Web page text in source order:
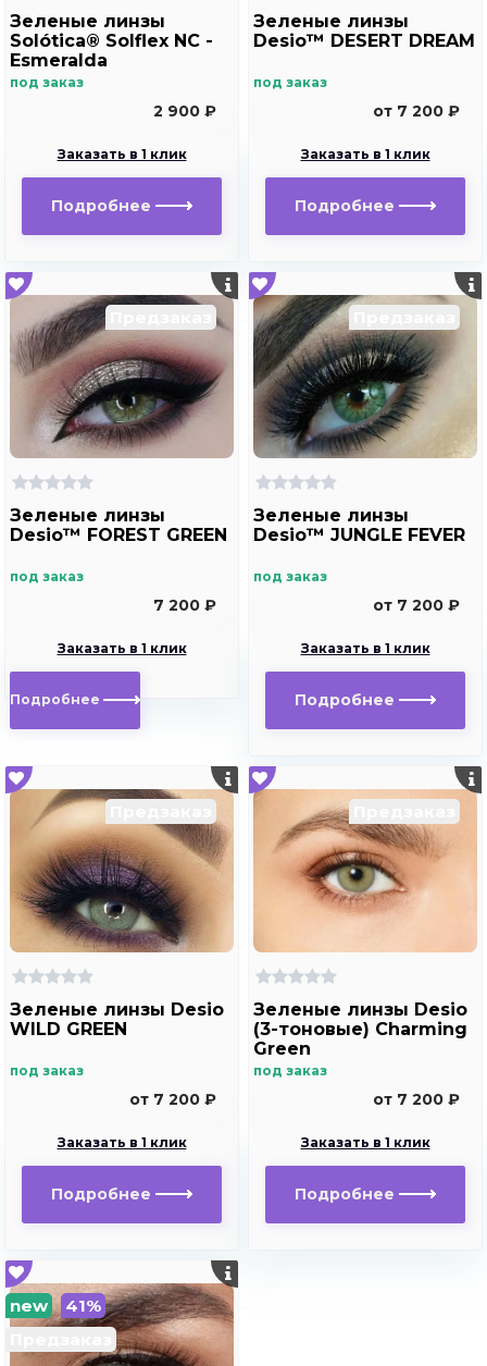
Зеленые линзы
Solótica® Solflex NC -
Esmeralda
под заказ
2 900 ₽
Заказать в 1 клик
Подробнее
Зеленые линзы
Desio™ DESERT DREAM
под заказ
от 7 200 ₽
Заказать в 1 клик
Подробнее
Зеленые линзы
Desio™ FOREST GREEN
под заказ
7 200 ₽
Заказать в 1 клик
Подробнее
Зеленые линзы
Desio™ JUNGLE FEVER
под заказ
от 7 200 ₽
Заказать в 1 клик
Подробнее
Зеленые линзы Desio
WILD GREEN
под заказ
от 7 200 ₽
Заказать в 1 клик
Подробнее
Зеленые линзы Desio
(3-тоновые) Charming
Green
под заказ
от 7 200 ₽
Заказать в 1 клик
Подробнее
new
41%